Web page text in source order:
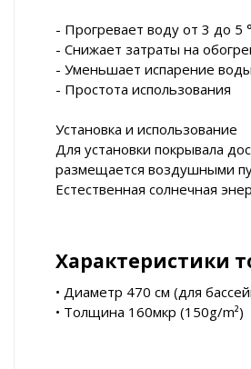
- Прогревает воду от 3 до 5
- Снижает затраты на
- Уменьшает испарение воды
- Простота использования
Установка и использование
Для установки покрывала
размещается воздушными
Естественная солнечная
Характеристики
• Диаметр 470 см (для
• Толщина 160мкр (150g/m²)